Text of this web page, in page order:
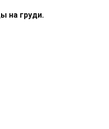
на груди.